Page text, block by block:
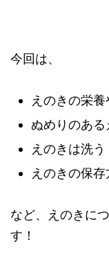
今回は、
えのきの栄養
ぬめりのある
えのきは洗う
えのきの保存
など、えのきに
す！